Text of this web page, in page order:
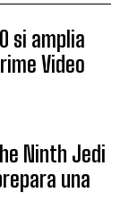
si amplia
Video
Ninth Jedi
una